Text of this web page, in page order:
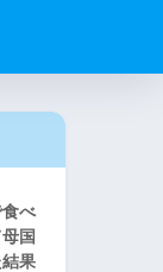
食べ
国
果